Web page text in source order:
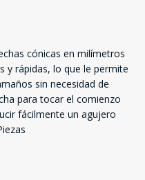
cónicas en milímetros
y rápidas, lo que le permite
sin necesidad de
para tocar el comienzo
fácilmente un agujero